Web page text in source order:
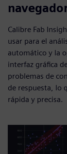
Calibre Fab
usar para el
automático y la
interfaz gráfica
problemas de
de respuesta, lo
rápida y precisa.